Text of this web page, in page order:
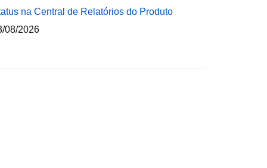
na Central de Relatórios do Produto
08/2026